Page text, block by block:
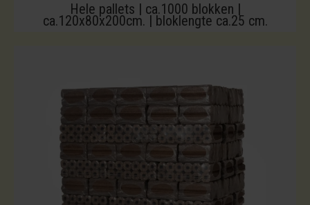
Hele pallets | ca.1000 blokken |
ca.120x80x200cm. | bloklengte ca.25 cm.